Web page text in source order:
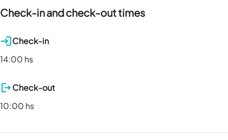
Check-in and check-out times
Check-in
14:00 hs
Check-out
10:00 hs